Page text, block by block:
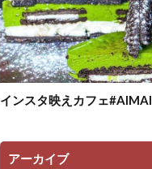
インスタ映えカフェ#AIMAI
アーカイブ